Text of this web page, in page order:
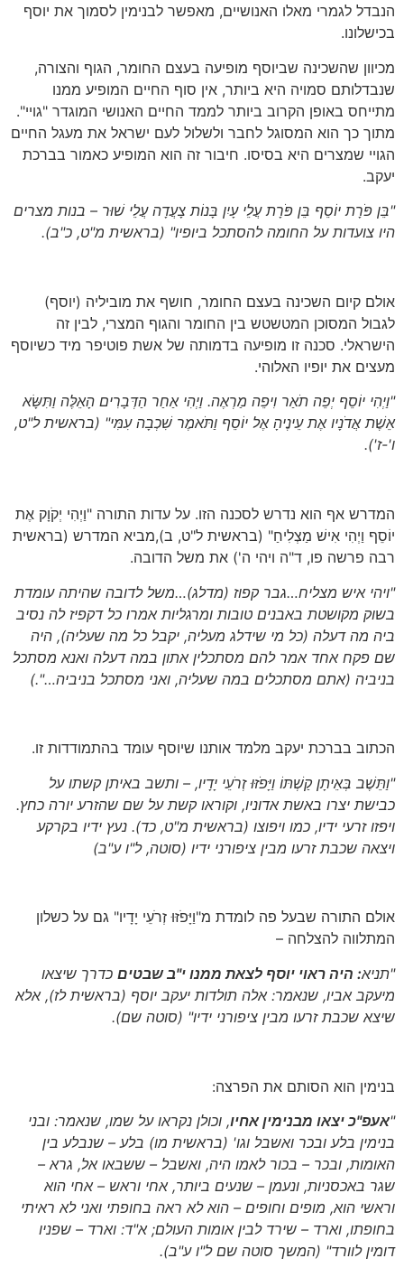
הנבדל לגמרי מאלו האנושיים, מאפשר לבנימין לסמוך את יוסף
בכישלונו.
מכיוון שהשכינה שביוסף מופיעה בעצם החומר, הגוף והצורה,
שנבדלותם סמויה היא ביותר, אין סוף החיים המופיע ממנו
מתייחס באופן הקרוב ביותר לממד החיים האנושי המוגדר "גויי".
מתוך כך הוא המסוגל לחבר ולשלול לעם ישראל את מעגל החיים
הגויי שמצרים היא בסיסו. חיבור זה הוא המופיע כאמור בברכת
יעקב.
"בֵּן פֹּרָת יוֹסֵף בֵּן פֹּרָת עֲלֵי עָיִן בָּנוֹת צָעֲדָה עֲלֵי שׁוּר – בנות מצרים
היו צועדות על החומה להסתכל ביופיו" (בראשית מ"ט, כ"ב).
אולם קיום השכינה בעצם החומר, חושף את מוביליה (יוסף)
לגבול המסוכן המטשטש בין החומר והגוף המצרי, לבין זה
הישראלי. סכנה זו מופיעה בדמותה של אשת פוטיפר מיד כשיוסף
מעצים את יופיו האלוהי.
"וַיְהִי יוֹסֵף יְפֵה תֹאַר וִיפֵה מַרְאֶה. וַיְהִי אַחַר הַדְּבָרִים הָאֵלֶּה וַתִּשָּׂא
אֵשֶׁת אֲדֹנָיו אֶת עֵינֶיהָ אֶל יוֹסֵף וַתֹּאמֶר שִׁכְבָה עִמִּי" (בראשית ל"ט,
ו'-ז').
המדרש אף הוא נדרש לסכנה הזו. על עדות התורה "וַיְהִי יְקֹוָק אֶת
יוֹסֵף וַיְהִי אִישׁ מַצְלִיחַ" (בראשית ל"ט, ב),מביא המדרש (בראשית
רבה פרשה פו, ד"ה ויהי ה') את משל הדובה.
"ויהי איש מצליח…גבר קפוז (מדלג)…משל לדובה שהיתה עומדת
בשוק מקושטת באבנים טובות ומרגליות אמרו כל דקפיז לה נסיב
ביה מה דעלה (כל מי שידלג מעליה, יקבל כל מה שעליה), היה
שם פקח אחד אמר להם מסתכלין אתון במה דעלה ואנא מסתכל
בניביה (אתם מסתכלים במה שעליה, ואני מסתכל בניביה…".)
הכתוב בברכת יעקב מלמד אותנו שיוסף עומד בהתמודדות זו.
"וַתֵּשֶׁב בְּאֵיתָן קַשְׁתּוֹ וַיָּפֹזּוּ זְרֹעֵי יָדָיו, – ותשב באיתן קשתו על
כבישת יצרו באשת אדוניו, וקוראו קשת על שם שהזרע יורה כחץ.
ויפזו זרעי ידיו, כמו ויפוצו (בראשית מ"ט, כד). נעץ ידיו בקרקע
ויצאה שכבת זרעו מבין ציפורני ידיו (סוטה, ל"ו ע"ב)
אולם התורה שבעל פה לומדת מ"וַיָּפֹזּוּ זְרֹעֵי יָדָיו" גם על כשלון
המתלווה להצלחה –
"תניא: היה ראוי יוסף לצאת ממנו י"ב שבטים כדרך שיצאו
מיעקב אביו, שנאמר: אלה תולדות יעקב יוסף (בראשית לז), אלא
שיצא שכבת זרעו מבין ציפורני ידיו" (סוטה שם).
בנימין הוא הסותם את הפרצה:
"אעפ"כ יצאו מבנימין אחיו, וכולן נקראו על שמו, שנאמר: ובני
בנימין בלע ובכר ואשבל וגו' (בראשית מו) בלע – שנבלע בין
האומות, ובכר – בכור לאמו היה, ואשבל – ששבאו אל, גרא –
שגר באכסניות, ונעמן – שנעים ביותר, אחי וראש – אחי הוא
וראשי הוא, מופים וחופים – הוא לא ראה בחופתי ואני לא ראיתי
בחופתו, וארד – שירד לבין אומות העולם; א"ד: וארד – שפניו
דומין לוורד" (המשך סוטה שם ל"ו ע"ב).